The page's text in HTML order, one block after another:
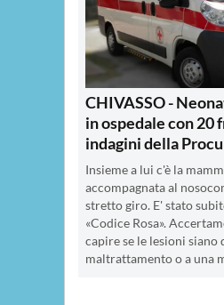
CHIVASSO -
in ospedale con 20
indagini della
Insieme a lui c'è la
accompagnata al
stretto giro. E' stato
«Codice Rosa».
capire se le lesioni siano
maltrattamento o a una